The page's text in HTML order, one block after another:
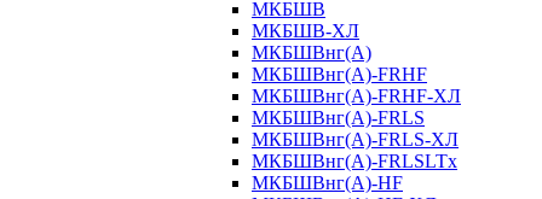
МКБШВ
МКБШВ-ХЛ
МКБШВнг(А)
МКБШВнг(А)-FRHF
МКБШВнг(А)-FRHF-ХЛ
МКБШВнг(А)-FRLS
МКБШВнг(А)-FRLS-ХЛ
МКБШВнг(А)-FRLSLTx
МКБШВнг(А)-HF